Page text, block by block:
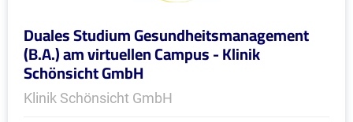
Duales Studium Gesundheitsmanagement
(B.A.) am virtuellen Campus - Klinik
Schönsicht GmbH
Klinik Schönsicht GmbH